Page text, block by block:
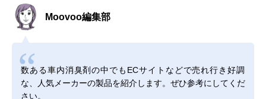
Moovoo編集部
数ある車内消臭剤の中でもECサイトなどで売れ行き好調
な、人気メーカーの製品を紹介します。ぜひ参考にしてくだ
さい。